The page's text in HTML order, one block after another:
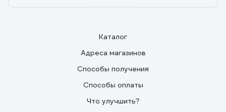
Каталог
Адреса магазинов
Способы получения
Способы оплаты
Что улучшить?